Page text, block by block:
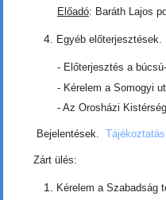
Előadó: Baráth Lajos
Egyéb előterjesztések.
- Előterjesztés a
- Kérelem a Somogyi
- Az Orosházi
Bejelentések. Tájékoztatás
Zárt ülés:
Kérelem a Szabadság